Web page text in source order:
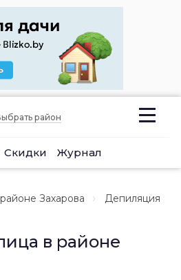
район
Скидки Журнал
Захарова
Депиляция
в районе